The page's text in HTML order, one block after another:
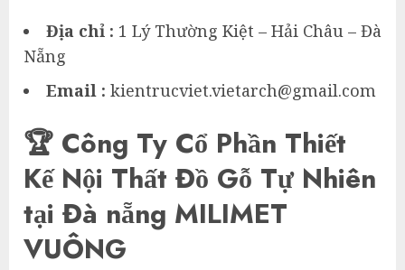
Địa chỉ : 1 Lý Thường Kiệt – Hải Châu – Đà
Nẵng
Email : kientrucviet.vietarch@gmail.com
🏆 Công Ty Cổ Phần Thiết
Kế Nội Thất Đồ Gỗ Tự Nhiên
tại Đà nẵng MILIMET
VUÔNG